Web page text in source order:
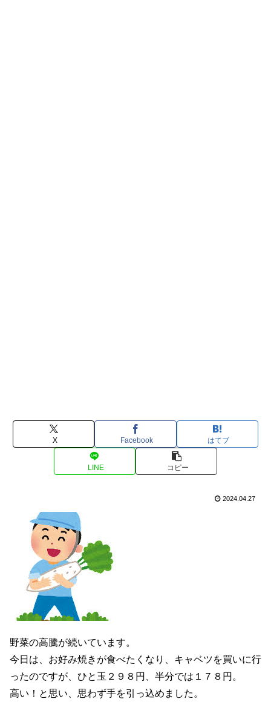
X Facebook はてブ
LINE コピー
2024.04.27
野菜の高騰が続いています。
今日は、お好み焼きが食べたくなり、キャベツを買いに行
ったのですが、ひと玉２９８円、半分では１７８円。
高い！と思い、思わず手を引っ込めました。